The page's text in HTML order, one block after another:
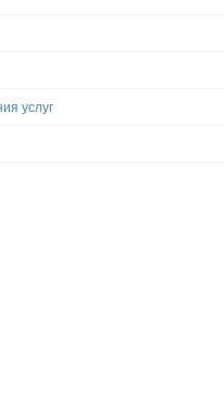
услуг